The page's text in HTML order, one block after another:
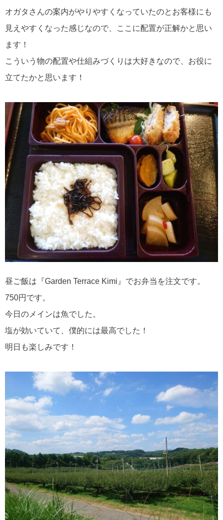
オガタさんの案内がやりやすくなっていたのとお客様にも
見えやすくなった感じなので、ここに配置が正解かと思い
ます！
こういう物の配置や仕組みづくりは大好きなので、お役に
立てたかと思います！
昼ご飯は『Garden Terrace Kimi』でお弁当を注文です。
750円です。
今日のメインは魚でした。
塩が効いていて、僕的には最高でした！
明日も楽しみです！